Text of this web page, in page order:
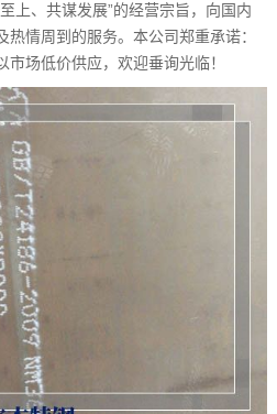
上、共谋发展”的经营宗旨，向国内
情周到的服务。本公司郑重承诺：
场低价供应，欢迎垂询光临！